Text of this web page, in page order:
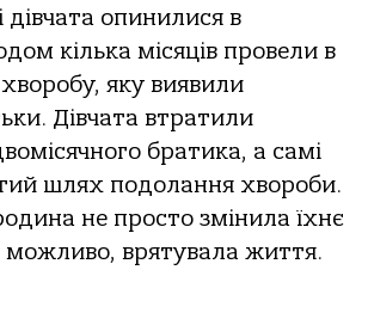
дівчата опинилися в
кілька місяців провели в
хворобу, яку виявили
Дівчата втратили
братика, а самі
шлях подолання хвороби.
не просто змінила їхнє
можливо, врятувала життя.